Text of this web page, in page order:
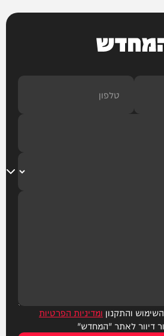
והתקנון ומדיניות הפרטיות
דיוור לאתר "המחדש"